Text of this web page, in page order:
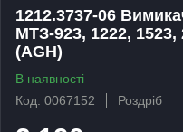
1212.3737-06
МТЗ-923, 1222, 1523,
(AGH)
В наявності
Код: 0067152
Роздріб